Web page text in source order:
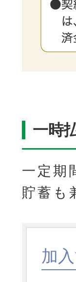
一時
一定期
貯蓄も
加